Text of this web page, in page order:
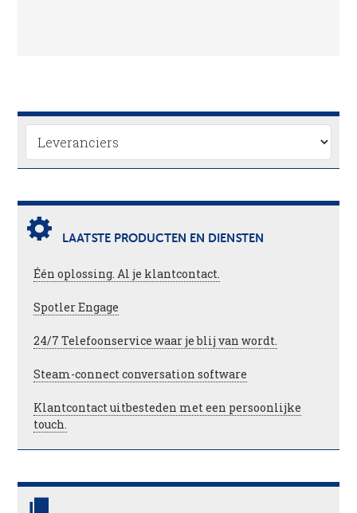
LAATSTE PRODUCTEN EN DIENSTEN
Één oplossing. Al je klantcontact.
Spotler Engage
24/7 Telefoonservice waar je blij van wordt.
Steam-connect conversation software
Klantcontact uitbesteden met een persoonlijke
touch.